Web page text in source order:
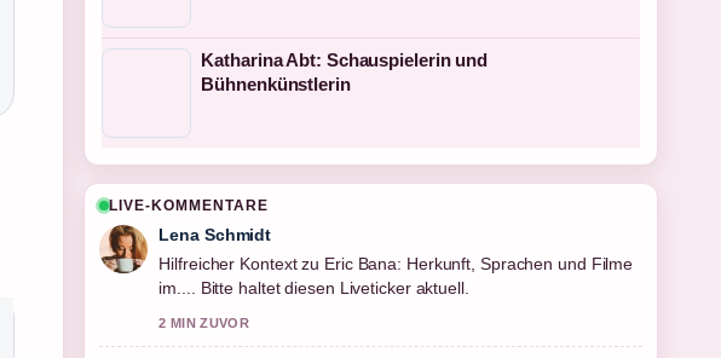
Katharina Abt: Schauspielerin und
Bühnenkünstlerin
LIVE-KOMMENTARE
Lena Schmidt
Hilfreicher Kontext zu Eric Bana: Herkunft, Sprachen und Filme
im.... Bitte haltet diesen Liveticker aktuell.
2 MIN ZUVOR